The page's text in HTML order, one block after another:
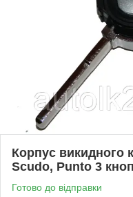
Корпус викидного
Scudo, Punto 3
Готово до відправки